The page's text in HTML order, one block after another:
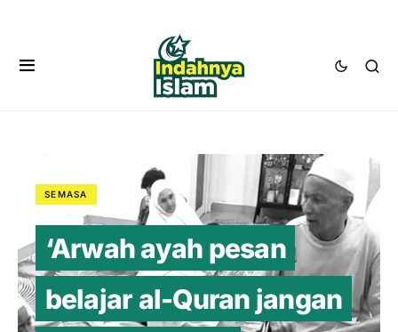
SEMASA
‘Arwah ayah pesan
belajar al-Quran jangan